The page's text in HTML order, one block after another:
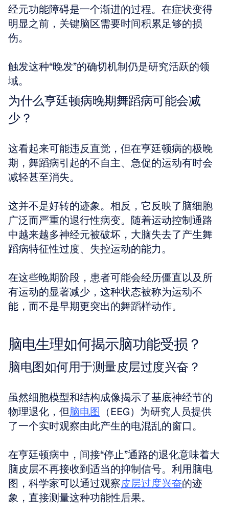
经元功能障碍是一个渐进的过程。在症状变得
明显之前，关键脑区需要时间积累足够的损
伤。
触发这种“晚发”的确切机制仍是研究活跃的领
域。
为什么亨廷顿病晚期舞蹈病可能会减
少？
这看起来可能违反直觉，但在亨廷顿病的极晚
期，舞蹈病引起的不自主、急促的运动有时会
减轻甚至消失。
这并不是好转的迹象。相反，它反映了脑细胞
广泛而严重的退行性病变。随着运动控制通路
中越来越多神经元被破坏，大脑失去了产生舞
蹈病特征性过度、失控运动的能力。
在这些晚期阶段，患者可能会经历僵直以及所
有运动的显著减少，这种状态被称为运动不
能，而不是早期更突出的舞蹈样动作。
脑电生理如何揭示脑功能受损？
脑电图如何用于测量皮层过度兴奋？
虽然细胞模型和结构成像揭示了基底神经节的
物理退化，但脑电图 （EEG）为研究人员提供
了一个实时观察由此产生的电混乱的窗口。
在亨廷顿病中，间接“停止”通路的退化意味着大
脑皮层不再接收到适当的抑制信号。利用脑电
图，科学家可以通过观察皮层过度兴奋的迹
象，直接测量这种功能性后果。